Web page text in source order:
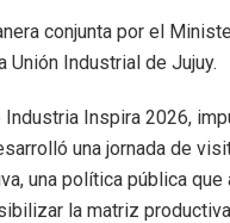
conjunta por el
Unión Industrial de Jujuy.
Inspira 2026,
una jornada de
una política pública
la matriz